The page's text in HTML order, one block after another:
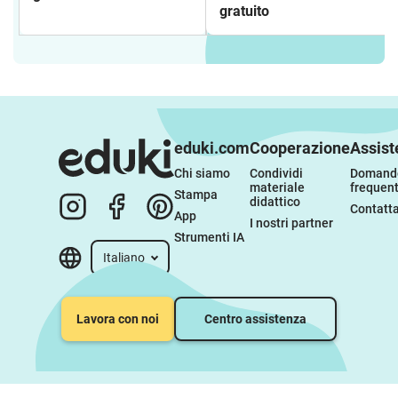
Egizi
gratuito
Italiano
eduki.com
Chi siamo
Stampa
App
Strumenti IA
Cooperazione
Condividi
materiale
didattico
I nostri partner
Lavora con noi Centro assistenza